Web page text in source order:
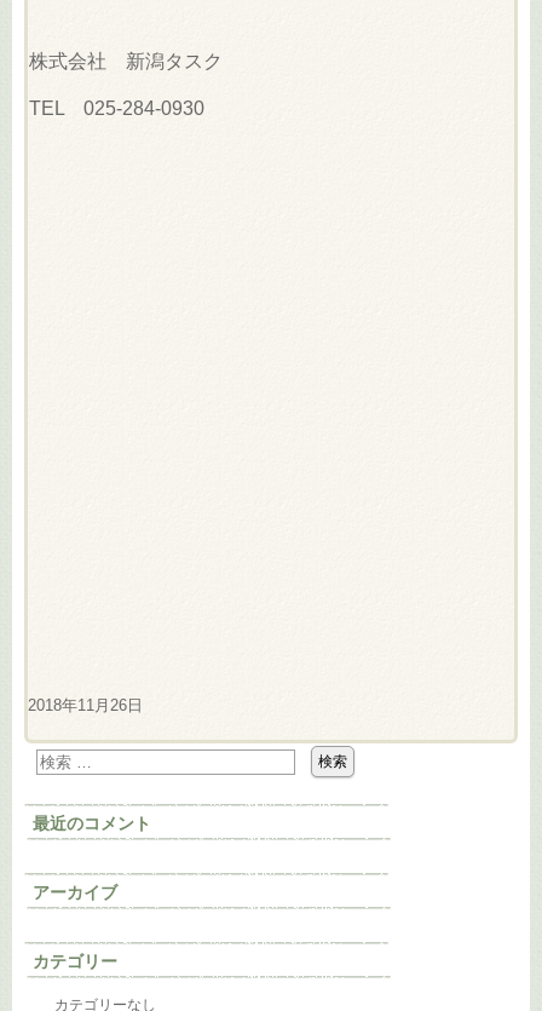
株式会社 新潟タスク
TEL 025-284-0930
2018年11月26日
最近のコメント
アーカイブ
カテゴリー
カテゴリーなし